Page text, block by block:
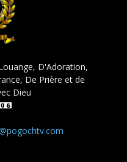
D'Adoration,
De Prière et de
Dieu